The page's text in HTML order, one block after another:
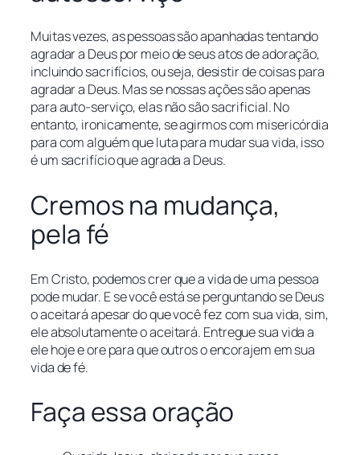
Muitas vezes, as pessoas são apanhadas tentando
agradar a Deus por meio de seus atos de adoração,
incluindo sacrifícios, ou seja, desistir de coisas para
agradar a Deus. Mas se nossas ações são apenas
para auto-serviço, elas não são sacrificial. No
entanto, ironicamente, se agirmos com misericórdia
para com alguém que luta para mudar sua vida, isso
é um sacrifício que agrada a Deus.
Cremos na mudança,
pela fé
Em Cristo, podemos crer que a vida de uma pessoa
pode mudar. E se você está se perguntando se Deus
o aceitará apesar do que você fez com sua vida, sim,
ele absolutamente o aceitará. Entregue sua vida a
ele hoje e ore para que outros o encorajem em sua
vida de fé.
Faça essa oração